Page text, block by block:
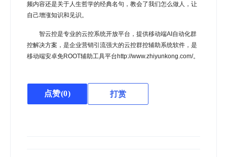
频内容还是关于人生哲学的经典名句，教会了我们怎么做人，让
自己增涨知识和见识。
智云控是专业的云控系统开放平台，提供移动端AI自动化群
控解决方案，是企业营销引流强大的云控群控辅助系统软件，是
移动端安卓免ROOT辅助工具平台http://www.zhiyunkong.com/。
点赞(0) 打赏